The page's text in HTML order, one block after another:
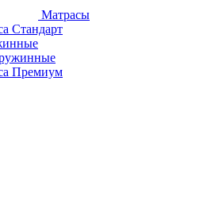
Матрасы
Стандарт
Премиум